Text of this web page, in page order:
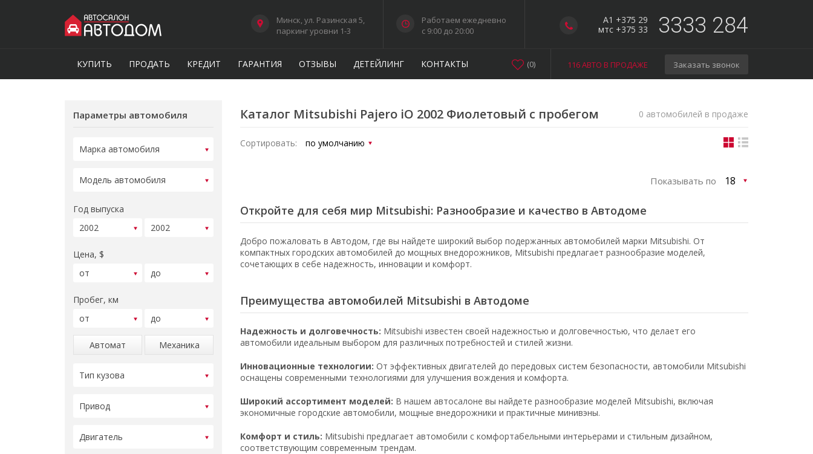
A1 +375 29
мтс +375 33
3333 284
Минск, ул. Разинская 5,
паркинг уровни 1-3
Работаем ежедневно
c 9:00 до 20:00
КУПИТЬ ПРОДАТЬ КРЕДИТ ГАРАНТИЯ ОТЗЫВЫ ДЕТЕЙЛИНГ КОНТАКТЫ 116 АВТО В ПРОДАЖЕ Заказать звонок
(0)
Параметры автомобиля
Год выпуска
Цена, $
Пробег, км
Автомат Механика
Каталог Mitsubishi Pajero iO 2002 Фиолетовый с пробегом 0 автомобилей в продаже
Сортировать:
Показывать по
Откройте для себя мир Mitsubishi: Разнообразие и качество в Автодоме
Добро пожаловать в Автодом, где вы найдете широкий выбор подержанных автомобилей марки Mitsubishi. От
компактных городских автомобилей до мощных внедорожников, Mitsubishi предлагает разнообразие моделей,
сочетающих в себе надежность, инновации и комфорт.
Преимущества автомобилей Mitsubishi в Автодоме
Надежность и долговечность: Mitsubishi известен своей надежностью и долговечностью, что делает его
автомобили идеальным выбором для различных потребностей и стилей жизни.
Инновационные технологии: От эффективных двигателей до передовых систем безопасности, автомобили Mitsubishi
оснащены современными технологиями для улучшения вождения и комфорта.
Широкий ассортимент моделей: В нашем автосалоне вы найдете разнообразие моделей Mitsubishi, включая
экономичные городские автомобили, мощные внедорожники и практичные минивэны.
Комфорт и стиль: Mitsubishi предлагает автомобили с комфортабельными интерьерами и стильным дизайном,
соответствующим современным трендам.